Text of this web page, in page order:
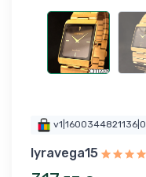
v1|1600344821136|0
lyravega15